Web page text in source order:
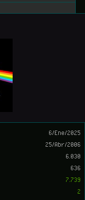
6/Ene/2025
25/Abr/2006
6.030
636
7.739
2